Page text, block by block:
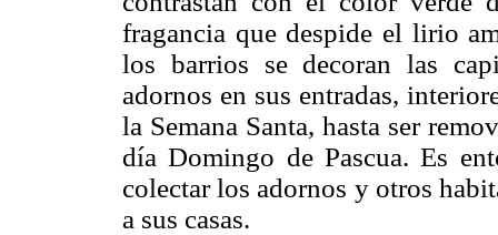
fragancia que despide el lirio
los barrios se decoran las
adornos en sus entradas,
la Semana Santa, hasta ser
día Domingo de Pascua. Es
colectar los adornos y otros
a sus casas.